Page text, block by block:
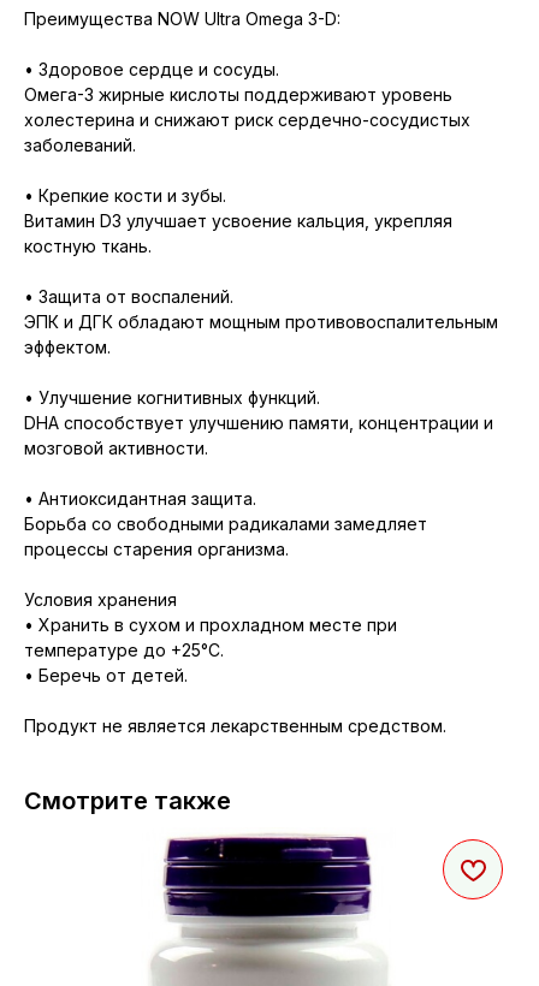
Преимущества NOW Ultra Omega 3-D:
• Здоровое сердце и сосуды.
Омега-3 жирные кислоты поддерживают уровень
холестерина и снижают риск сердечно-сосудистых
заболеваний.
• Крепкие кости и зубы.
Витамин D3 улучшает усвоение кальция, укрепляя
костную ткань.
• Защита от воспалений.
ЭПК и ДГК обладают мощным противовоспалительным
эффектом.
• Улучшение когнитивных функций.
DHA способствует улучшению памяти, концентрации и
мозговой активности.
• Антиоксидантная защита.
Борьба со свободными радикалами замедляет
процессы старения организма.
Условия хранения
• Хранить в сухом и прохладном месте при
температуре до +25°С.
• Беречь от детей.
Продукт не является лекарственным средством.
Смотрите также